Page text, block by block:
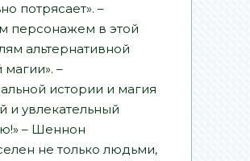
потрясает». –
персонажем в этой
альтернативной
–
истории и магия
и увлекательный
– Шеннон
не только людьми,